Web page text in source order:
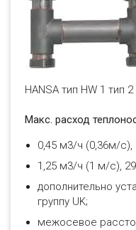
HANSA тип HW 1 тип 2
Макс. расход
0,45 м3/ч (0,36м/с),
1,25 м3/ч (1 м/с),
дополнительно
группу UK;
межосевое